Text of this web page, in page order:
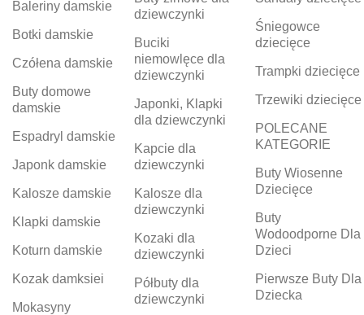
Baleriny damskie
Botki damskie
Czółena damskie
Buty domowe
damskie
Espadryl damskie
Japonk damskie
Kalosze damskie
Klapki damskie
Koturn damskie
Kozak damksiei
Mokasyny
dziewczynki
Buciki
niemowlęce dla
dziewczynki
Japonki, Klapki
dla dziewczynki
Kapcie dla
dziewczynki
Kalosze dla
dziewczynki
Kozaki dla
dziewczynki
Półbuty dla
dziewczynki
Śniegowce
dziecięce
Trampki dziecięce
Trzewiki dziecięce
POLECANE
KATEGORIE
Buty Wiosenne
Dziecięce
Buty
Wodoodporne Dla
Dzieci
Pierwsze Buty Dla
Dziecka